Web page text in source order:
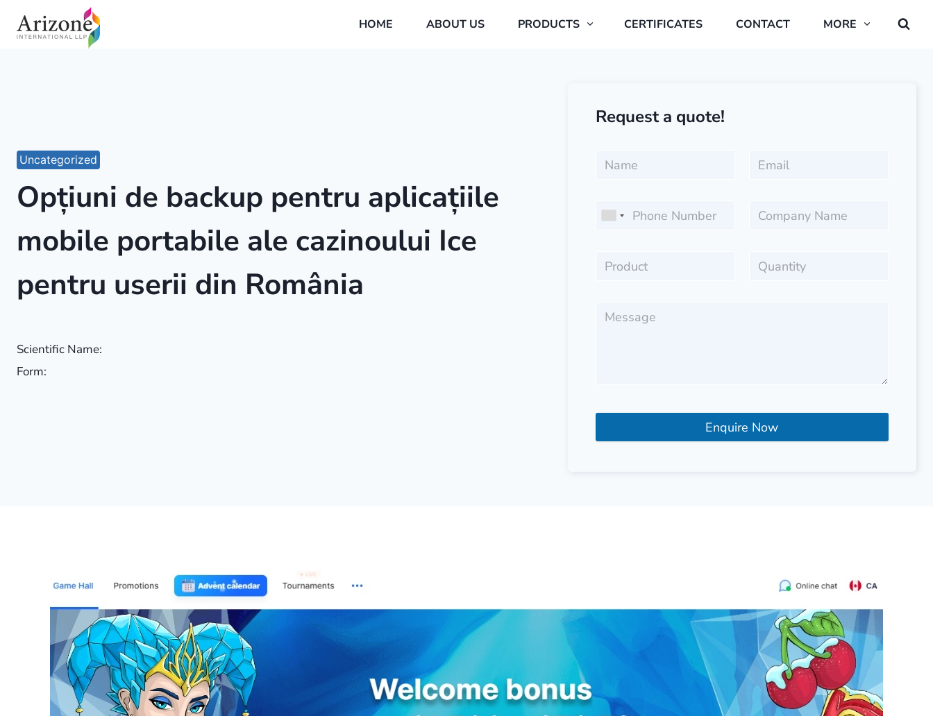
HOME ABOUT US PRODUCTS CERTIFICATES CONTACT MORE
Uncategorized
Opțiuni de backup pentru aplicațiile
mobile portabile ale cazinoului Ice
pentru userii din România
Scientific Name:
Form:
Request a quote!
Enquire Now